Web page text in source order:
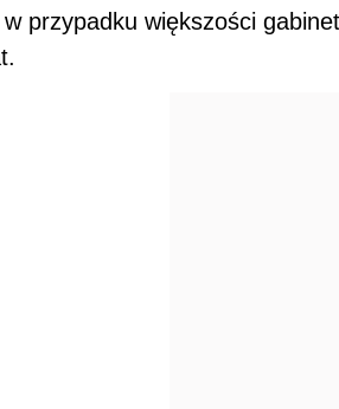
w przypadku większości